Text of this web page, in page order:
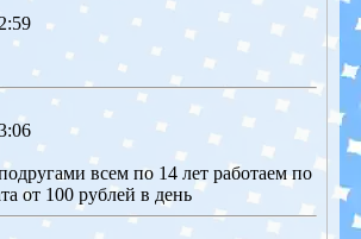
всем по 14 лет работаем по
от 100 рублей в день